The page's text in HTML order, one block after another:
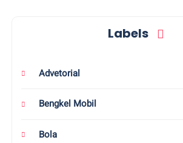
Labels
Advetorial
Bengkel Mobil
Bola